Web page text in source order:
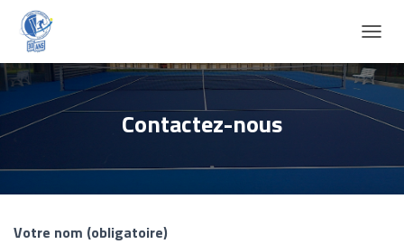
É
P
I
L
N
Contactez-nous
Votre nom (obligatoire)